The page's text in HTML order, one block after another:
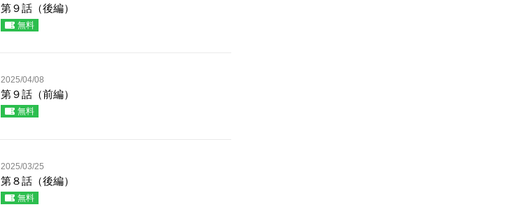
第９話（後編）
無料
2025/04/08
第９話（前編）
無料
2025/03/25
第８話（後編）
無料